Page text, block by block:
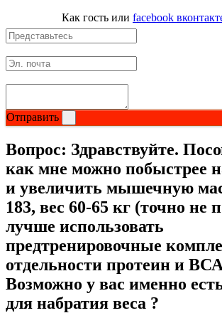
Как гость или facebook
Отправить
Вопрос: Здравствуйте.
как мне можно побыстрее
и увеличить мышечную
183, вес 60-65 кг (точно не
лучше использовать
предтренировочные
отдельности протеин и
Возможно у вас именно
для набратия веса ?